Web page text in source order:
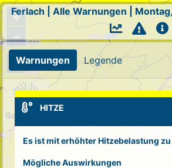
+
−
Ferlach Alle Warnungen
Warnungen Legende
HITZE
Es ist mit erhöhter Hitzebelastung
Mögliche Auswirkungen